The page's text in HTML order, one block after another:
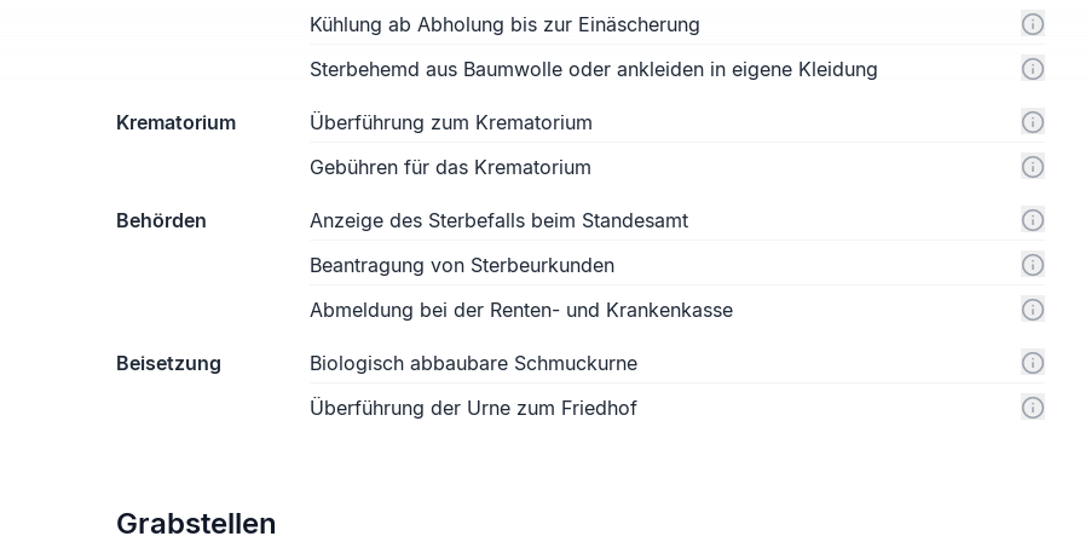
Kühlung ab Abholung bis zur Einäscherung
Sterbehemd aus Baumwolle oder ankleiden in eigene Kleidung
Krematorium
Überführung zum Krematorium
Gebühren für das Krematorium
Behörden
Anzeige des Sterbefalls beim Standesamt
Beantragung von Sterbeurkunden
Abmeldung bei der Renten- und Krankenkasse
Beisetzung
Biologisch abbaubare Schmuckurne
Überführung der Urne zum Friedhof
Grabstellen